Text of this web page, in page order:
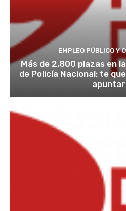
EMPLEO PÚBLICO Y
Más de 2.800 plazas en
de Policía Nacional: te